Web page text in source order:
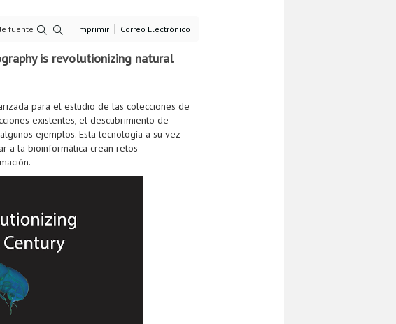
fuente Imprimir Correo Electrónico
is revolutionizing natural
para el estudio de las colecciones de
existentes, el descubrimiento de
ejemplos. Esta tecnología a su vez
a la bioinformática crean retos